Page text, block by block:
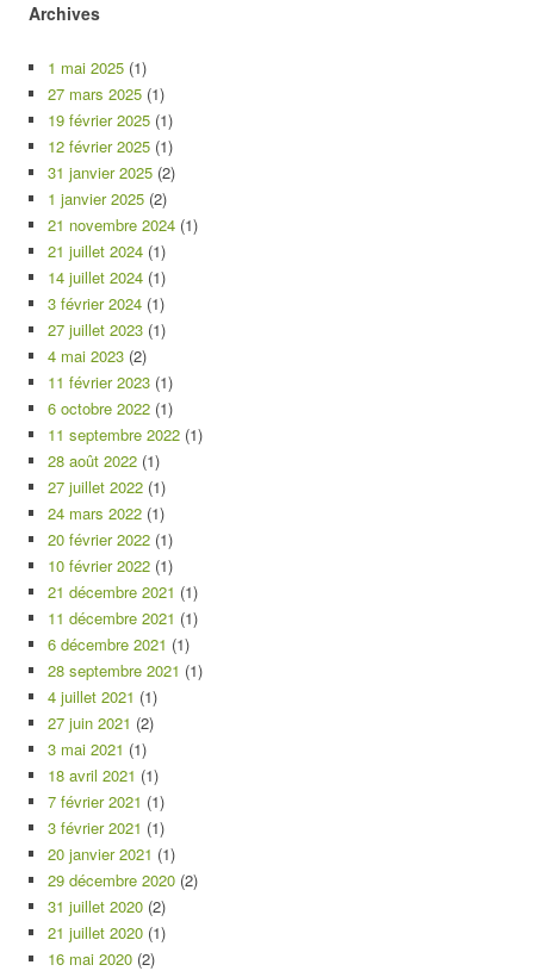
Archives
1 mai 2025 (1)
27 mars 2025 (1)
19 février 2025 (1)
12 février 2025 (1)
31 janvier 2025 (2)
1 janvier 2025 (2)
21 novembre 2024 (1)
21 juillet 2024 (1)
14 juillet 2024 (1)
3 février 2024 (1)
27 juillet 2023 (1)
4 mai 2023 (2)
11 février 2023 (1)
6 octobre 2022 (1)
11 septembre 2022 (1)
28 août 2022 (1)
27 juillet 2022 (1)
24 mars 2022 (1)
20 février 2022 (1)
10 février 2022 (1)
21 décembre 2021 (1)
11 décembre 2021 (1)
6 décembre 2021 (1)
28 septembre 2021 (1)
4 juillet 2021 (1)
27 juin 2021 (2)
3 mai 2021 (1)
18 avril 2021 (1)
7 février 2021 (1)
3 février 2021 (1)
20 janvier 2021 (1)
29 décembre 2020 (2)
31 juillet 2020 (2)
21 juillet 2020 (1)
16 mai 2020 (2)